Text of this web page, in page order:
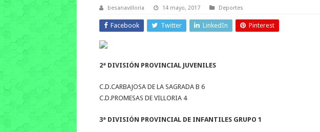
besanavilloria 14 mayo, 2017 Deportes
Facebook Twitter LinkedIn Pinterest
2ª DIVISIÓN PROVINCIAL JUVENILES
C.D.CARBAJOSA DE LA SAGRADA B 6
C.D.PROMESAS DE VILLORIA 4
3ª DIVISIÓN PROVINCIAL DE INFANTILES GRUPO 1